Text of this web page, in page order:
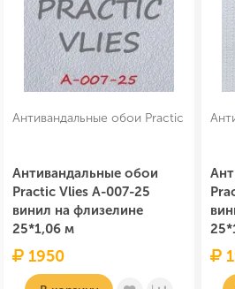
Антивандальные обои Practic
Антивандальные обои
Practic Vlies А-007-25
винил на флизелине
25*1,06 м
1950